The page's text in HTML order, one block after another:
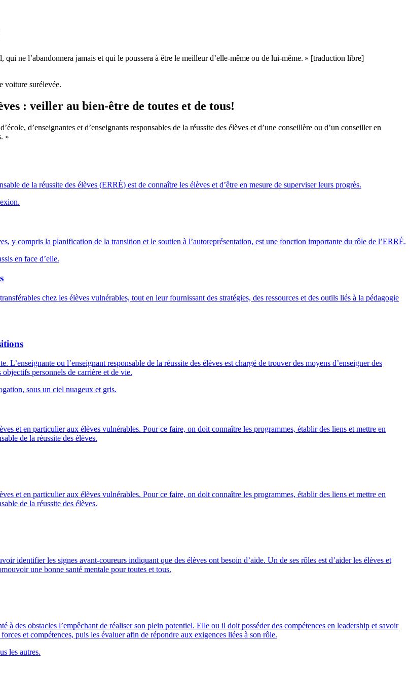
ne l’abandonnera jamais et qui le poussera à être le meilleur d’elle‑même ou de lui‑même. » [traduction libre]
: veiller au bien-être de toutes et de tous!
d’enseignantes et d’enseignants responsables de la réussite des élèves et d’une conseillère ou d’un conseiller en
»
de la réussite des élèves (ERRÉ) est de connaître les élèves et d’être en mesure de superviser leurs progrès.
y compris la planification de la transition et le soutien à l’autoreprésentation, est une fonction importante du rôle de l’ERRÉ.
chez les élèves vulnérables, tout en leur fournissant des stratégies, des ressources et des outils liés à la pédagogie
ou l’enseignant responsable de la réussite des élèves est chargé de trouver des moyens d’enseigner des
personnels de carrière et de vie.
et en particulier aux élèves vulnérables. Pour ce faire, on doit connaître les programmes, établir des liens et mettre en
de la réussite des élèves.
et en particulier aux élèves vulnérables. Pour ce faire, on doit connaître les programmes, établir des liens et mettre en
de la réussite des élèves.
identifier les signes avant-coureurs indiquant que des élèves ont besoin d’aide. Un de ses rôles est d’aider les élèves et
une bonne santé mentale pour toutes et tous.
des obstacles l’empêchant de réaliser son plein potentiel. Elle ou il doit posséder des compétences en leadership et savoir
et compétences, puis les évaluer afin de répondre aux exigences liées à son rôle.